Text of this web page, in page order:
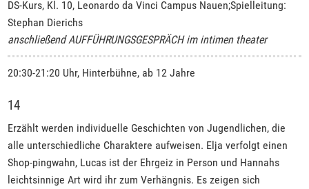
DS-Kurs, Kl. 10, Leonardo da Vinci Campus Nauen;Spielleitung:
Stephan Dierichs
anschließend AUFFÜHRUNGSGESPRÄCH im intimen theater
20:30-21:20 Uhr, Hinterbühne, ab 12 Jahre
14
Erzählt werden individuelle Geschichten von Jugendlichen, die
alle unterschiedliche Charaktere aufweisen. Elja verfolgt einen
Shop-pingwahn, Lucas ist der Ehrgeiz in Person und Hannahs
leichtsinnige Art wird ihr zum Verhängnis. Es zeigen sich